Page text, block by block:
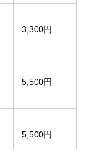
3,300円
5,500円
5,500円